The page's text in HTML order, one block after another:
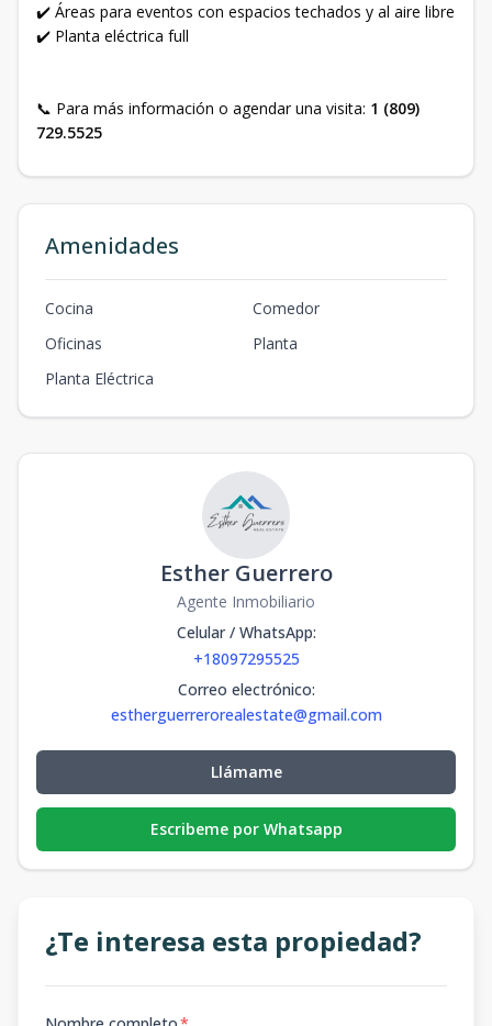
✔️ Áreas para eventos con espacios techados y al aire libre
✔️ Planta eléctrica full
📞 Para más información o agendar una visita: 1 (809)
729.5525
Amenidades
Cocina
Comedor
Oficinas
Planta
Planta Eléctrica
Esther Guerrero
Agente Inmobiliario
Celular / WhatsApp:
+18097295525
Correo electrónico:
estherguerrerorealestate@gmail.com
Llámame
Escribeme por Whatsapp
¿Te interesa esta propiedad?